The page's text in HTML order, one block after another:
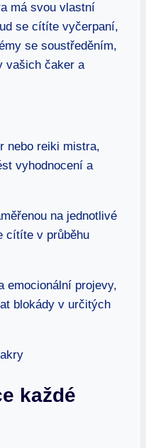
má svou vlastní
se cítíte vyčerpaní,
se soustředěním,
vašich čaker a
nebo reiki mistra,
vyhodnocení a
na jednotlivé
cítíte v průběhu
emocionální projevy,
blokády v určitých
každé